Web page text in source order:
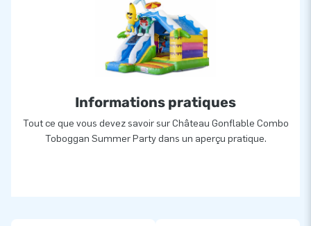
Informations pratiques
Tout ce que vous devez savoir sur Château Gonflable Combo
Toboggan Summer Party dans un aperçu pratique.